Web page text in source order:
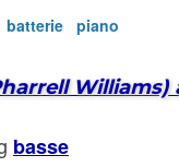
batterie piano
Williams)
basse